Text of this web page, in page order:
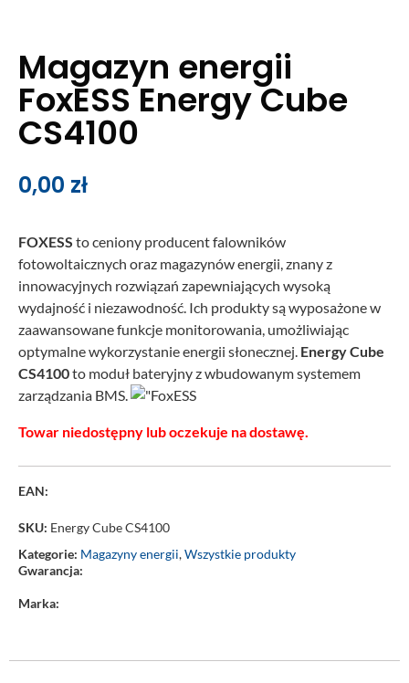
Magazyn energii
FoxESS Energy Cube
CS4100
0,00 zł
FOXESS to ceniony producent falowników
fotowoltaicznych oraz magazynów energii, znany z
innowacyjnych rozwiązań zapewniających wysoką
wydajność i niezawodność. Ich produkty są wyposażone w
zaawansowane funkcje monitorowania, umożliwiając
optymalne wykorzystanie energii słonecznej. Energy Cube
CS4100to moduł bateryjny z wbudowanym systemem
zarządzania BMS.
Towar niedostępny lub oczekuje na dostawę.
EAN:
SKU: Energy Cube CS4100
Kategorie: Magazyny energii,Wszystkie produkty
Gwarancja:
Marka: